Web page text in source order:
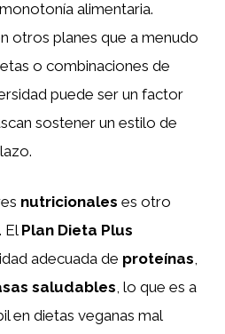
alimentaria.
otros planes que a menudo
o combinaciones de
puede ser un factor
sostener un estilo de
nutricionales es otro
El Plan Dieta Plus
adecuada de proteínas,
saludables, lo que es a
en dietas veganas mal